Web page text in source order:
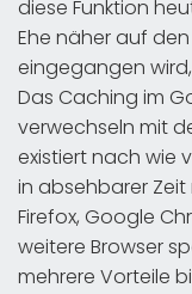
diese Funktion
Ehe näher auf
eingegangen
Das Caching im
verwechseln mit
existiert nach wie
in absehbarer
Firefox, Google
weitere Browser
mehrere Vorteile